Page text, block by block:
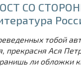
СО
тобой
прекрасня Ася
ли обложки